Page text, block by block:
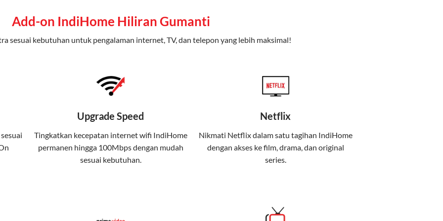
dari IndiHome yang menggabungkan internet, TV kabel (IndiHome TV), dan telepon rumah. Dengan paket ini, Anda bisa
telepon dalam satu langganan.
Mbps untuk aktivitas online tanpa hambatan.
termasuk fitur replay dan on-demand.
internet, TV, dan telepon rumah, Telkomsel juga menghadirkan Telkomsel One, sebuah
Telkomsel One menggabungkan layanan internet, hiburan, dan komunikasi dalam satu paket
Add-on IndiHome Hiliran Gumanti
sesuai kebutuhan untuk pengalaman internet, TV, dan telepon yang lebih maksimal!
Upgrade Speed
Tingkatkan kecepatan internet wifi IndiHome
permanen hingga 100Mbps dengan mudah
sesuai kebutuhan.
Netflix
Nikmati Netflix dalam satu tagihan IndiHome
dengan akses ke film, drama, dan original
series.